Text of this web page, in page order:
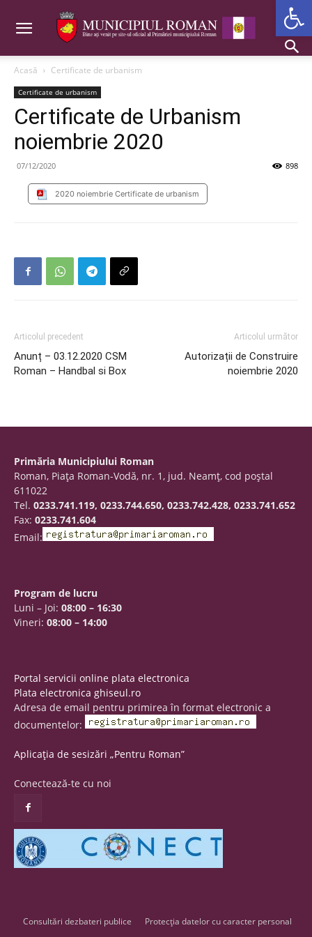
Acasă Certificate de urbanism
Certificate de urbanism
Certificate de Urbanism
noiembrie 2020
07/12/2020 898
2020 noiembrie Certificate de urbanism
Articolul precedent
Anunț – 03.12.2020 CSM
Roman – Handbal si Box
Articolul următor
Autorizații de Construire
noiembrie 2020
Primăria Municipiului Roman
Roman, Piaţa Roman-Vodă, nr. 1, jud. Neamţ, cod poştal
611022
Tel. 0233.741.119, 0233.744.650, 0233.742.428, 0233.741.652
Fax: 0233.741.604
Email:
Program de lucru
Luni – Joi: 08:00 – 16:30
Vineri: 08:00 – 14:00
Portal servicii online plata electronica
Plata electronica ghiseul.ro
Adresa de email pentru primirea în format electronic a
documentelor:
Aplicația de sesizări „Pentru Roman”
Conectează-te cu noi
Consultări dezbateri publice Protecția datelor cu caracter personal